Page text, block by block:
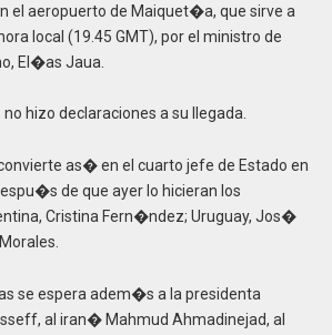
el aeropuerto de Maiquet�a, que sirve a
local (19.45 GMT), por el ministro de
El�as Jaua.
hizo declaraciones a su llegada.
as� en el cuarto jefe de Estado en
de que ayer lo hicieran los
Cristina Fern�ndez; Uruguay, Jos�
se espera adem�s a la presidenta
al iran� Mahmud Ahmadinejad, al